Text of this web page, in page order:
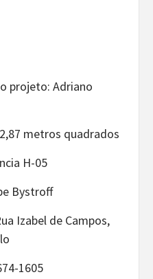
projeto: Adriano
metros quadrados
H-05
Bystroff
Izabel de Campos,
1605